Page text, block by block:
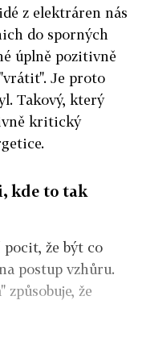
z elektráren nás
do sporných
úplně pozitivně
Je proto
Takový, který
kritický
kde to tak
že být co
postup vzhůru.
že